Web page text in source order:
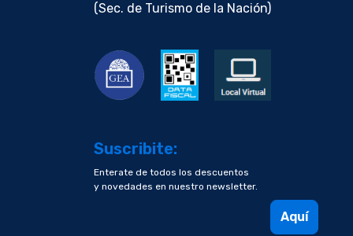
(Sec. de Turismo de la Nación)
Suscribite:
Enterate de todos los descuentos
y novedades en nuestro newsletter.
Aquí